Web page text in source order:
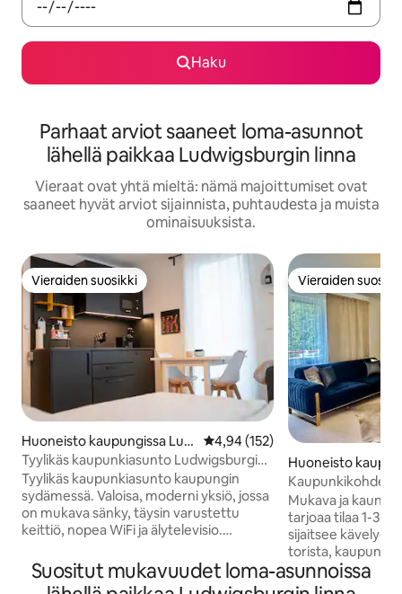
Haku
Parhaat arviot saaneet loma-asunnot
lähellä paikkaa Ludwigsburgin linna
Vieraat ovat yhtä mieltä: nämä majoittumiset ovat
saaneet hyvät arviot sijainnista, puhtaudesta ja muista
ominaisuuksista.
Vieraiden suosikki
Vieraiden suosikki
Huoneisto kaupungissa Lud
wigsburg
Keskimääräinen arvio 4,94/5,
4,94 (152)
Tyylikäs kaupunkiasunto Ludwigsburgin
sydämessä
Tyylikäs kaupunkiasunto kaupungin
sydämessä. Valoisa, moderni yksiö, jossa
on mukava sänky, täysin varustettu
keittiö, nopea WiFi ja älytelevisio.
viikonloppumatkoille tai pidemmille
vierailuille. Sijaintia: Lyhyen
Vieraiden
Vieraiden
Huoneisto
wigsburg
Kaupunkikohde
Mukava ja kaunis
tarjoaa tilaa 1-3
sijaitsee
torista,
Blühendes
Märchengarten-
Suositut mukavuudet loma-asunnoissa